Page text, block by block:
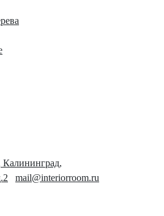
Калининград,
mail@interiorroom.ru